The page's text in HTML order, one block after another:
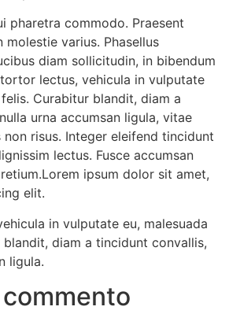
pharetra commodo. Praesent
varius. Phasellus
diam sollicitudin, in bibendum
lectus, vehicula in vulputate
Curabitur blandit, diam a
urna accumsan ligula, vitae
non risus. Integer eleifend tincidunt
lectus. Fusce accumsan
ipsum dolor sit amet,
elit.
in vulputate eu, malesuada
diam a tincidunt convallis,
ligula.